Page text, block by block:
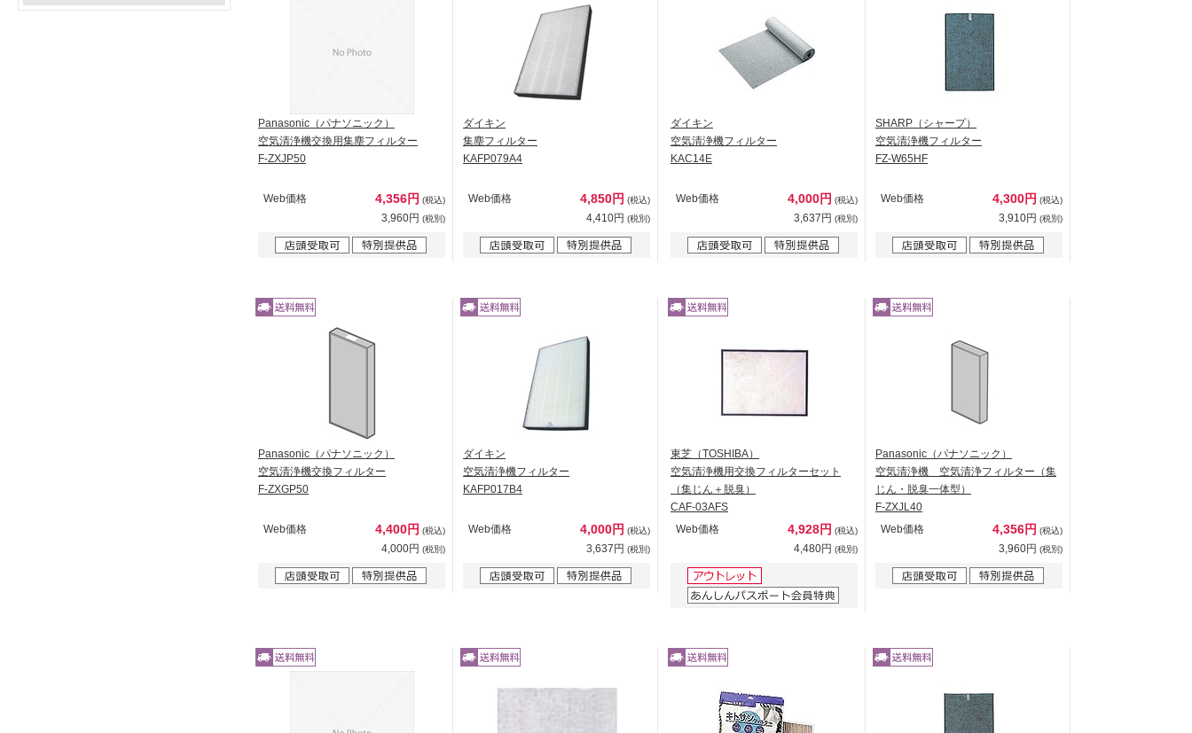
Panasonic（パナソニック）
空気清浄機交換用集塵フィルター
F-ZXJP50
Web価格 4,356円 (税込)
3,960円 (税別)
ダイキン
集塵フィルター
KAFP079A4
Web価格 4,850円 (税込)
4,410円 (税別)
ダイキン
空気清浄機フィルター
KAC14E
Web価格 4,000円 (税込)
3,637円 (税別)
SHARP（シャープ）
空気清浄機フィルター
FZ-W65HF
Web価格 4,300円 (税込)
3,910円 (税別)
Panasonic（パナソニック）
空気清浄機交換フィルター
F-ZXGP50
Web価格 4,400円 (税込)
4,000円 (税別)
ダイキン
空気清浄機フィルター
KAFP017B4
Web価格 4,000円 (税込)
3,637円 (税別)
東芝（TOSHIBA）
空気清浄機用交換フィルターセット
（集じん＋脱臭）
CAF-03AFS
Web価格
4,928円 (税込)
4,480円 (税別)
Panasonic（パナソニック）
空気清浄機 空気清浄フィルター（集
じん・脱臭一体型）
F-ZXJL40
Web価格
4,356円 (税込)
3,960円 (税別)